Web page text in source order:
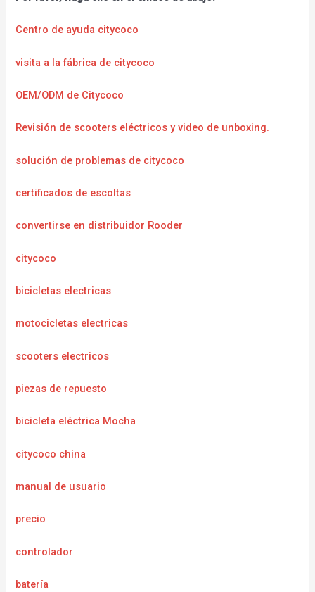
Centro de ayuda citycoco
visita a la fábrica de citycoco
OEM/ODM de Citycoco
Revisión de scooters eléctricos y video de unboxing.
solución de problemas de citycoco
certificados de escoltas
convertirse en distribuidor Rooder
citycoco
bicicletas electricas
motocicletas electricas
scooters electricos
piezas de repuesto
bicicleta eléctrica Mocha
citycoco china
manual de usuario
precio
controlador
batería